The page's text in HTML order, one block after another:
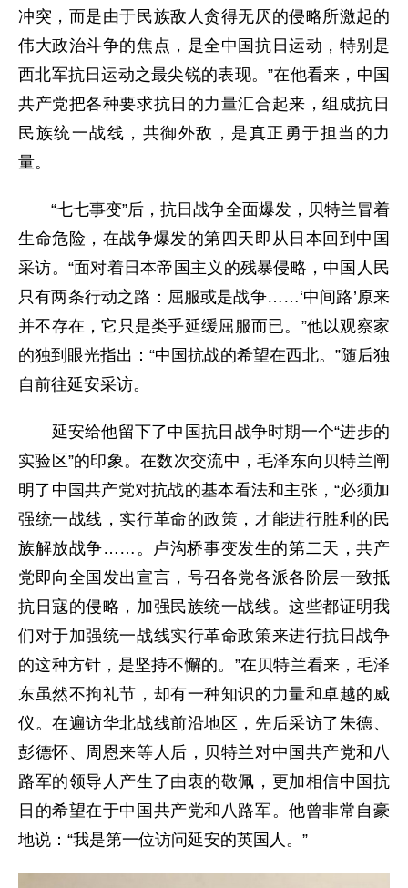
冲突，而是由于民族敌人贪得无厌的侵略所激起的
伟大政治斗争的焦点，是全中国抗日运动，特别是
西北军抗日运动之最尖锐的表现。”在他看来，中国
共产党把各种要求抗日的力量汇合起来，组成抗日
民族统一战线，共御外敌，是真正勇于担当的力
量。
“七七事变”后，抗日战争全面爆发，贝特兰冒着
生命危险，在战争爆发的第四天即从日本回到中国
采访。“面对着日本帝国主义的残暴侵略，中国人民
只有两条行动之路：屈服或是战争……‘中间路’原来
并不存在，它只是类乎延缓屈服而已。”他以观察家
的独到眼光指出：“中国抗战的希望在西北。”随后独
自前往延安采访。
延安给他留下了中国抗日战争时期一个“进步的
实验区”的印象。在数次交流中，毛泽东向贝特兰阐
明了中国共产党对抗战的基本看法和主张，“必须加
强统一战线，实行革命的政策，才能进行胜利的民
族解放战争……。卢沟桥事变发生的第二天，共产
党即向全国发出宣言，号召各党各派各阶层一致抵
抗日寇的侵略，加强民族统一战线。这些都证明我
们对于加强统一战线实行革命政策来进行抗日战争
的这种方针，是坚持不懈的。”在贝特兰看来，毛泽
东虽然不拘礼节，却有一种知识的力量和卓越的威
仪。在遍访华北战线前沿地区，先后采访了朱德、
彭德怀、周恩来等人后，贝特兰对中国共产党和八
路军的领导人产生了由衷的敬佩，更加相信中国抗
日的希望在于中国共产党和八路军。他曾非常自豪
地说：“我是第一位访问延安的英国人。”